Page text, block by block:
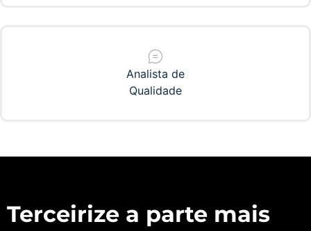
Analista de
Qualidade
Terceirize a parte mais